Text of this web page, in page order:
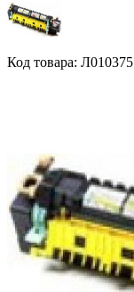
Код товара: Л010375